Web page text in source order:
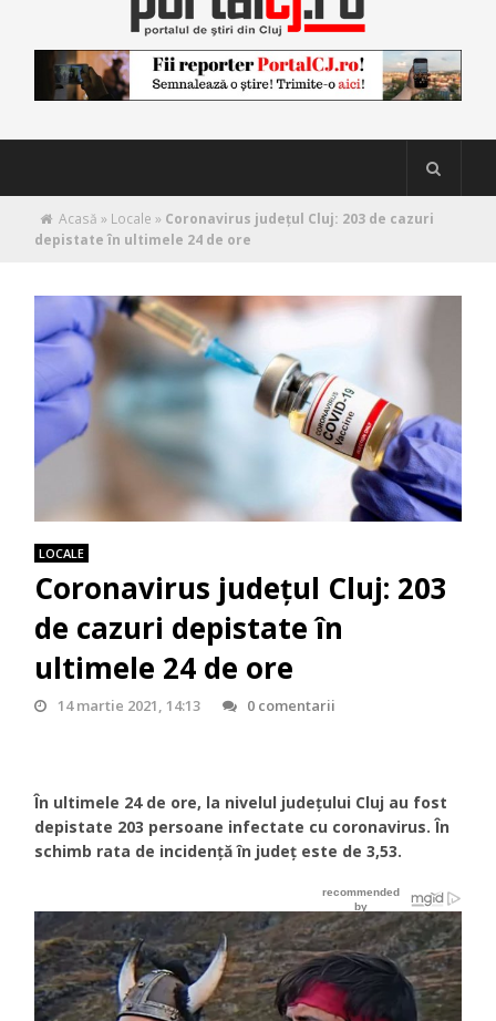
Acasă » Locale » Coronavirus județul Cluj: 203 de cazuri
depistate în ultimele 24 de ore
LOCALE
Coronavirus județul Cluj: 203
de cazuri depistate în
ultimele 24 de ore
14 martie 2021, 14:13 0 comentarii
În ultimele 24 de ore, la nivelul județului Cluj au fost
depistate 203 persoane infectate cu coronavirus. În
schimb rata de incidență în județ este de 3,53.